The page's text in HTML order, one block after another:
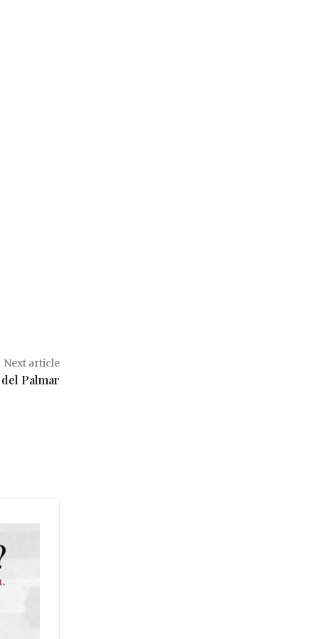
Next article
Palmar